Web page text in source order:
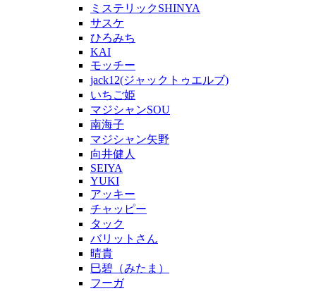
ミステリックSHINYA
サスケ
ひろみち
KAI
モッチー
jack12(ジャックトゥエルブ)
いちご姫
マジシャンSOU
南海子
マジシャン矢野
向井健人
SEIYA
YUKI
アッキー
チャッピー
タック
バリットさん
晴貴
巳碧（みたま）
フーガ